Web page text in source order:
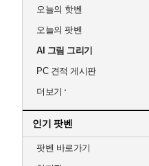
오늘의 핫벤
오늘의 팟벤
AI 그림 그리기
PC 견적 게시판
더보기
인기 팟벤
팟벤 바로가기